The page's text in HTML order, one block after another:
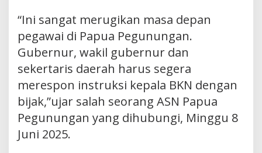
“Ini sangat merugikan masa depan
pegawai di Papua Pegunungan.
Gubernur, wakil gubernur dan
sekertaris daerah harus segera
merespon instruksi kepala BKN dengan
bijak,”ujar salah seorang ASN Papua
Pegunungan yang dihubungi, Minggu 8
Juni 2025.